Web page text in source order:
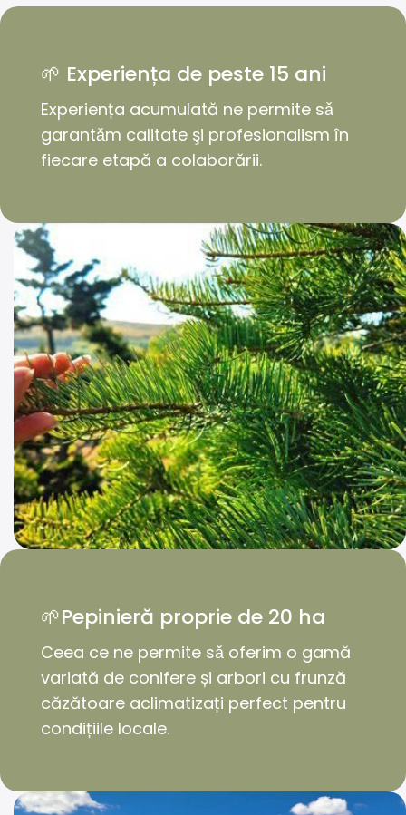
🌱 Experiența de peste 15 ani
Experiența acumulată ne permite sǎ
garantǎm calitate şi profesionalism în
fiecare etapă a colaborării.
🌱Pepinieră proprie de 20 ha
Ceea ce ne permite sǎ oferim o gamă
variată de conifere și arbori cu frunză
căzătoare aclimatizați perfect pentru
condițiile locale.